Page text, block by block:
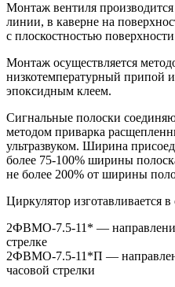
Монтаж вентиля
линии, в каверне на
с плоскостностью
Монтаж осуществляется
низкотемпературный припой
эпоксидным клеем.
Сигнальные полоски
методом приварка
ультразвуком. Ширина
более 75-100% ширины
не более 200% от ширины
Циркулятор изготавливается
2ФВМO-7.5-11* —
стрелке
2ФВМO-7.5-11*П —
часовой стрелки